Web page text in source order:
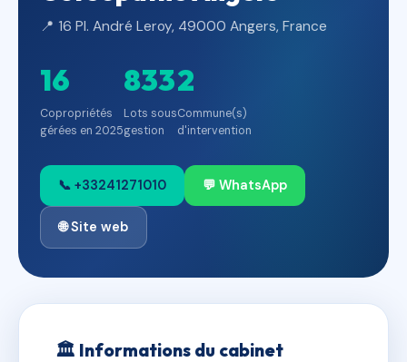
📍 16 Pl. André Leroy, 49000 Angers, France
16
Copropriétés
gérées en 2025
833
Lots sous
gestion
2
Commune(s)
d'intervention
📞 +33241271010 💬 WhatsApp
🌐 Site web
🏛 Informations du cabinet